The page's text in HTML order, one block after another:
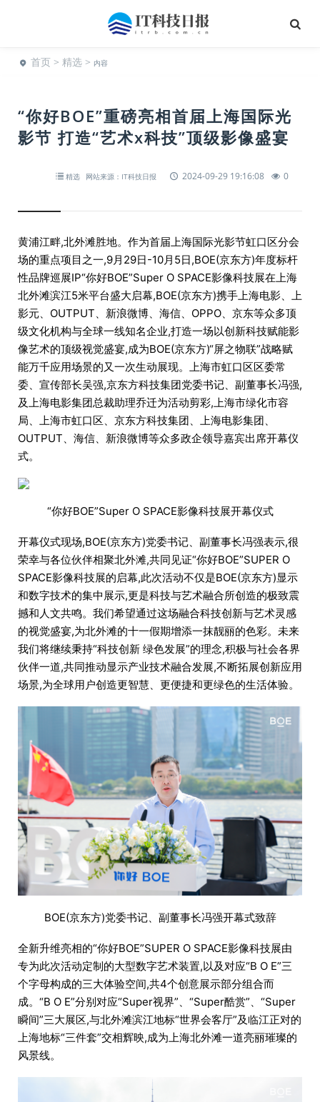
首页 > 精选 > 内容
“你好BOE”重磅亮相首届上海国际光
影节 打造“艺术x科技”顶级影像盛宴
精选 网站来源：IT科技日报 2024-09-29 19:16:08 0
黄浦江畔,北外滩胜地。作为首届上海国际光影节虹口区分会
场的重点项目之一,9月29日-10月5日,BOE(京东方)年度标杆
性品牌巡展IP“你好BOE”Super O SPACE影像科技展在上海
北外滩滨江5米平台盛大启幕,BOE(京东方)携手上海电影、上
影元、OUTPUT、新浪微博、海信、OPPO、京东等众多顶
级文化机构与全球一线知名企业,打造一场以创新科技赋能影
像艺术的顶级视觉盛宴,成为BOE(京东方)“屏之物联”战略赋
能万千应用场景的又一次生动展现。上海市虹口区区委常
委、宣传部长吴强,京东方科技集团党委书记、副董事长冯强,
及上海电影集团总裁助理乔迁为活动剪彩,上海市绿化市容
局、上海市虹口区、京东方科技集团、上海电影集团、
OUTPUT、海信、新浪微博等众多政企领导嘉宾出席开幕仪
式。
“你好BOE”Super O SPACE影像科技展开幕仪式
开幕仪式现场,BOE(京东方)党委书记、副董事长冯强表示,很
荣幸与各位伙伴相聚北外滩,共同见证“你好BOE”SUPER O
SPACE影像科技展的启幕,此次活动不仅是BOE(京东方)显示
和数字技术的集中展示,更是科技与艺术融合所创造的极致震
撼和人文共鸣。我们希望通过这场融合科技创新与艺术灵感
的视觉盛宴,为北外滩的十一假期增添一抹靓丽的色彩。未来
我们将继续秉持“科技创新 绿色发展”的理念,积极与社会各界
伙伴一道,共同推动显示产业技术融合发展,不断拓展创新应用
场景,为全球用户创造更智慧、更便捷和更绿色的生活体验。
BOE(京东方)党委书记、副董事长冯强开幕式致辞
全新升维亮相的“你好BOE”SUPER O SPACE影像科技展由
专为此次活动定制的大型数字艺术装置,以及对应“B O E”三
个字母构成的三大体验空间,共4个创意展示部分组合而
成。“B O E”分别对应“Super视界”、“Super酷赏”、“Super
瞬间”三大展区,与北外滩滨江地标“世界会客厅”及临江正对的
上海地标“三件套”交相辉映,成为上海北外滩一道亮丽璀璨的
风景线。